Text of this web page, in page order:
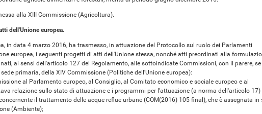
alla XIII Commissione (Agricoltura).
dell'Unione europea.
in data 4 marzo 2016, ha trasmesso, in attuazione del Protocollo sul ruolo dei Parlamenti
europea, i seguenti progetti di atti dell'Unione stessa, nonché atti preordinati alla
ai sensi dell'articolo 127 del Regolamento, alle sottoindicate Commissioni, con il parere, se
primaria, della XIV Commissione (Politiche dell'Unione europea):
al Parlamento europeo, al Consiglio, al Comitato economico e sociale europeo e al
relazione sullo stato di attuazione e i programmi per l'attuazione (a norma dell'articolo 17)
il trattamento delle acque reflue urbane (COM(2016) 105 final), che è assegnata in
(Ambiente);